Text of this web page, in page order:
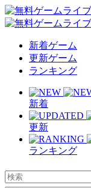
新着ゲーム
更新ゲーム
ランキング
新着
更新
ランキング